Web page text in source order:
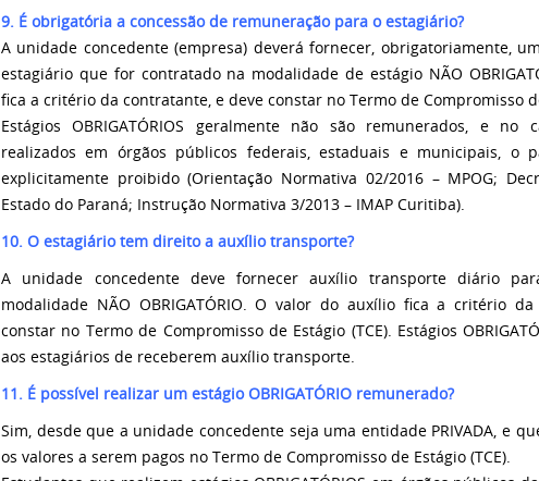
9. É obrigatória a concessão de remuneração para o estagiário?
A unidade concedente (empresa) deverá fornecer, obrigatoriamente,
estagiário que for contratado na modalidade de estágio NÃO
fica a critério da contratante, e deve constar no Termo de Compromisso
Estágios OBRIGATÓRIOS geralmente não são remunerados, e no
realizados em órgãos públicos federais, estaduais e municipais, o
explicitamente proibido (Orientação Normativa 02/2016 – MPOG;
Estado do Paraná; Instrução Normativa 3/2013 – IMAP Curitiba).
10. O estagiário tem direito a auxílio transporte?
A unidade concedente deve fornecer auxílio transporte diário
modalidade NÃO OBRIGATÓRIO. O valor do auxílio fica a critério
constar no Termo de Compromisso de Estágio (TCE). Estágios
aos estagiários de receberem auxílio transporte.
11. É possível realizar um estágio OBRIGATÓRIO remunerado?
Sim, desde que a unidade concedente seja uma entidade PRIVADA, e
os valores a serem pagos no Termo de Compromisso de Estágio (TCE).